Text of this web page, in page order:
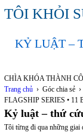
TÔI KHỎI
KỶ LUẬT –
CHÌA KHÓA THÀNH
Trang chủ› Góc chia sẻ›
FLAGSHIP SERIES •
Kỷ luật – thứ
Tôi từng đi qua những giai